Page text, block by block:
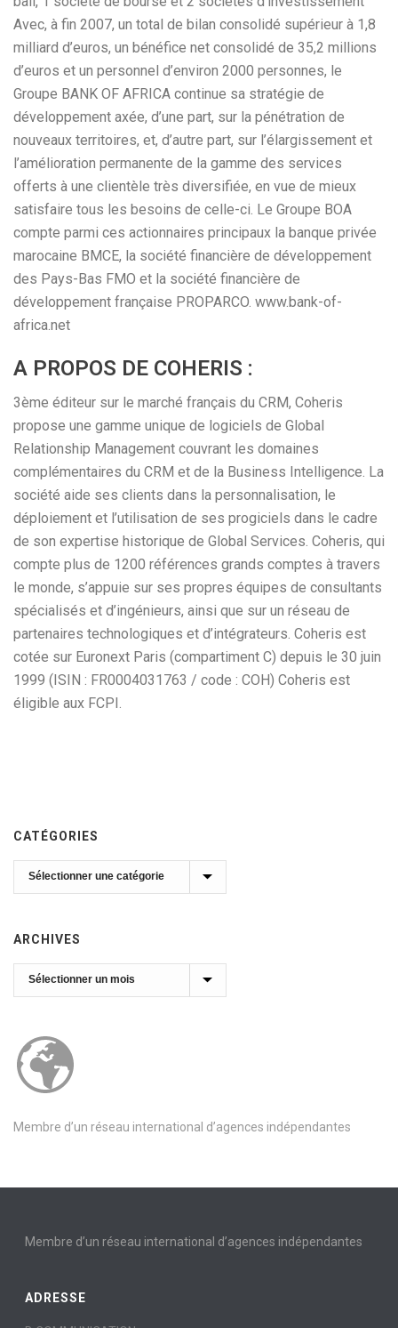
Avec, à fin 2007, un total de bilan consolidé supérieur à 1,8
milliard d’euros, un bénéfice net consolidé de 35,2 millions
d’euros et un personnel d’environ 2000 personnes, le
Groupe BANK OF AFRICA continue sa stratégie de
développement axée, d’une part, sur la pénétration de
nouveaux territoires, et, d’autre part, sur l’élargissement et
l’amélioration permanente de la gamme des services
offerts à une clientèle très diversifiée, en vue de mieux
satisfaire tous les besoins de celle-ci. Le Groupe BOA
compte parmi ces actionnaires principaux la banque privée
marocaine BMCE, la société financière de développement
des Pays-Bas FMO et la société financière de
développement française PROPARCO. www.bank-of-
africa.net
A PROPOS DE COHERIS :
3ème éditeur sur le marché français du CRM, Coheris
propose une gamme unique de logiciels de Global
Relationship Management couvrant les domaines
complémentaires du CRM et de la Business Intelligence. La
société aide ses clients dans la personnalisation, le
déploiement et l’utilisation de ses progiciels dans le cadre
de son expertise historique de Global Services. Coheris, qui
compte plus de 1200 références grands comptes à travers
le monde, s’appuie sur ses propres équipes de consultants
spécialisés et d’ingénieurs, ainsi que sur un réseau de
partenaires technologiques et d’intégrateurs. Coheris est
cotée sur Euronext Paris (compartiment C) depuis le 30 juin
1999 (ISIN : FR0004031763 / code : COH) Coheris est
éligible aux FCPI.
CATÉGORIES
Catégories
ARCHIVES
Archives
Membre d’un réseau international d’agences indépendantes
Membre d’un réseau international d’agences indépendantes
ADRESSE